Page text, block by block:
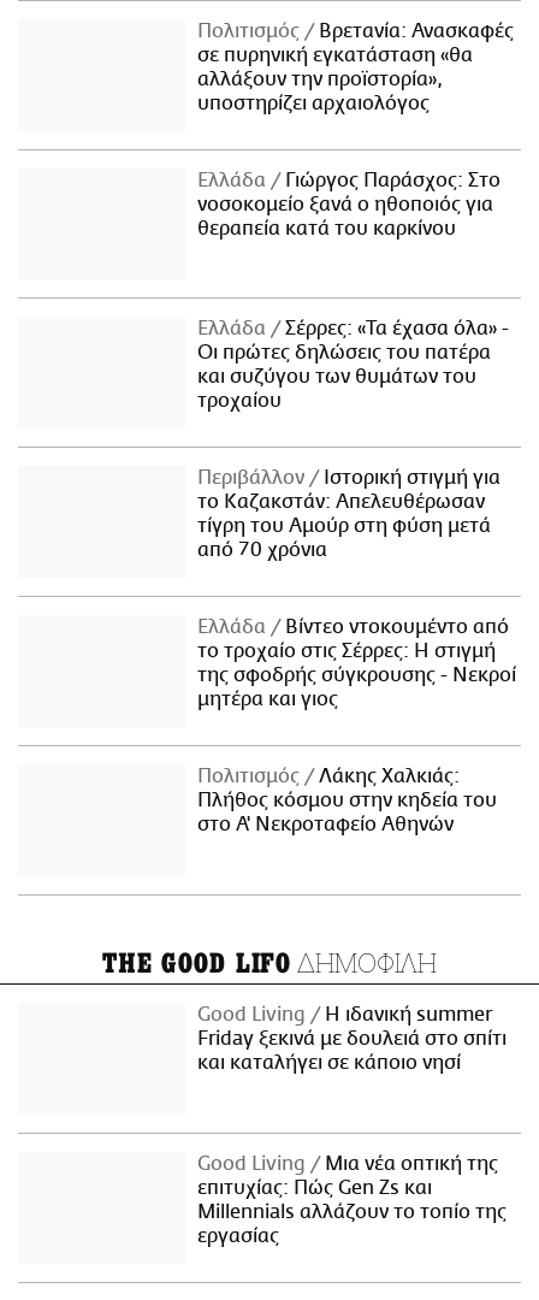
Πολιτισμός
Βρετανία: Ανασκαφές
σε πυρηνική εγκατάσταση «θα
αλλάξουν την προϊστορία»,
υποστηρίζει αρχαιολόγος
Ελλάδα
Γιώργος Παράσχος: Στο
νοσοκομείο ξανά ο ηθοποιός για
θεραπεία κατά του καρκίνου
Ελλάδα
Σέρρες: «Τα έχασα όλα» -
Οι πρώτες δηλώσεις του πατέρα
και συζύγου των θυμάτων του
τροχαίου
Περιβάλλον
Ιστορική στιγμή για
το Καζακστάν: Απελευθέρωσαν
τίγρη του Αμούρ στη φύση μετά
από 70 χρόνια
Ελλάδα
Βίντεο ντοκουμέντο από
το τροχαίο στις Σέρρες: Η στιγμή
της σφοδρής σύγκρουσης - Νεκροί
μητέρα και γιος
Πολιτισμός
Λάκης Χαλκιάς:
Πλήθος κόσμου στην κηδεία του
στο Α' Νεκροταφείο Αθηνών
THE GOOD LIFO ΔΗΜΟΦΙΛΗ
Good Living
Η ιδανική summer
Friday ξεκινά με δουλειά στο σπίτι
και καταλήγει σε κάποιο νησί
Good Living
Μια νέα οπτική της
επιτυχίας: Πώς Gen Zs και
Millennials αλλάζουν το τοπίο της
εργασίας